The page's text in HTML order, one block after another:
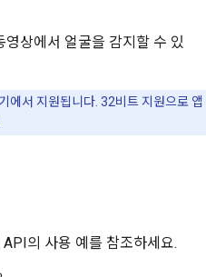
상에서 얼굴을 감지할 수 있
에서 지원됩니다. 32비트 지원으로 앱
의 사용 예를 참조하세요.